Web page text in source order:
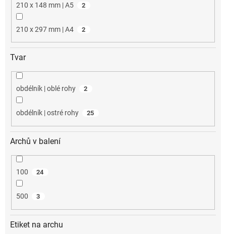
210 x 148 mm | A5 2
210 x 297 mm | A4 2
Tvar
obdélník | oblé rohy 2
obdélník | ostré rohy 25
Archů v balení
100 24
500 3
Etiket na archu